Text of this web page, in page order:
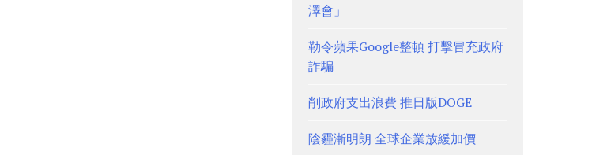
澤會」
勒令蘋果Google整頓 打擊冒充政府
詐騙
削政府支出浪費 推日版DOGE
陰霾漸明朗 全球企業放緩加價